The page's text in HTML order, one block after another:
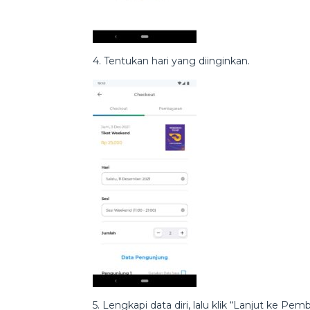
4. Tentukan hari yang diinginkan.
5. Lengkapi data diri, lalu klik “Lanjut ke